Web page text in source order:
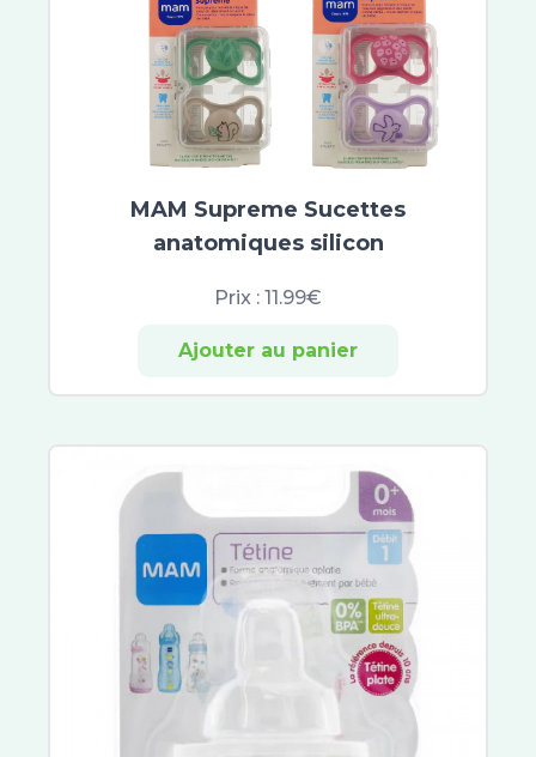
MAM Supreme Sucettes
anatomiques silicon
Prix : 11.99€
Ajouter au panier